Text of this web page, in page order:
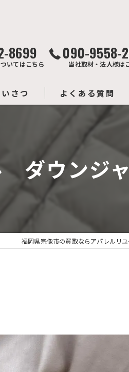
8699
いてはこちら
090-9558-
当社取材・法人様は
さつ よくある質問
ダウンジ
福岡県宗像市の買取ならアパレルリユ